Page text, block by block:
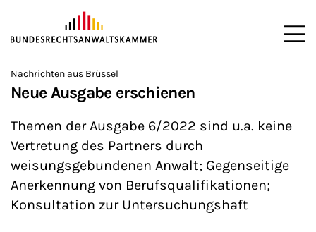
ZUM HAUPTINHALT SPRINGEN
Sie befinden sich hier:
>
Startseite
>
Newsroom
Nachrichten aus Brüssel
Neue Ausgabe erschienen
Themen der Ausgabe 6/2022 sind u.a. keine
Vertretung des Partners durch
weisungsgebundenen Anwalt; Gegenseitige
Anerkennung von Berufsqualifikationen;
Konsultation zur Untersuchungshaft